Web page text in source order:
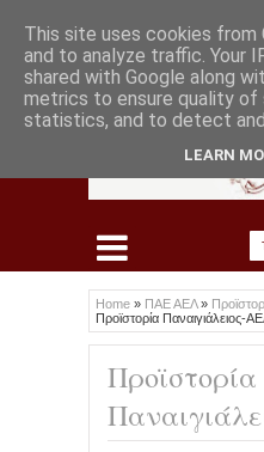
Home » ΠΑΕ ΑΕΛ»
Προϊστορία Παναιγιάλειος-
Προϊστορία
This site uses cookies
and to analyze traffic. Your
shared with Google along
metrics to ensure quality of
statistics, and to detect
LEARN